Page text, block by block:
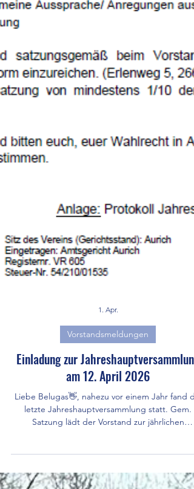
1. Apr.
Vorstandsmeldungen
Einladung zur Jahreshauptversammlung
am 12. April 2026
letzte Jahreshauptversammlung statt. Gem.
Satzung lädt der Vorstand zur jährlichen
Jahreshauptversammlung am 12. April 2026 in